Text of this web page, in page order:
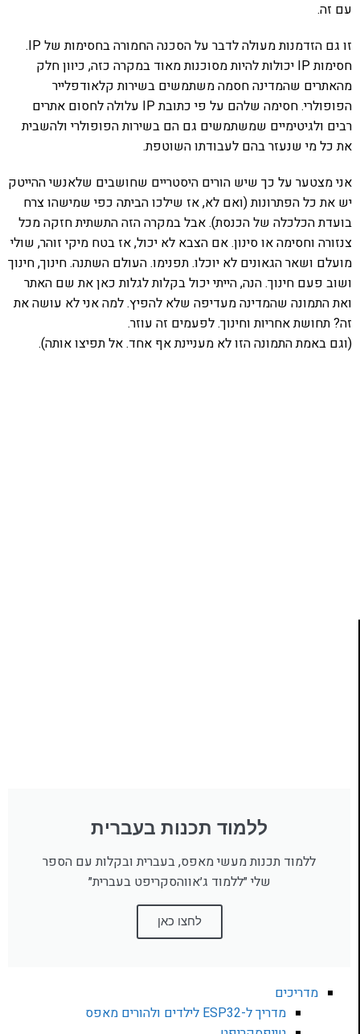
עם זה.
זו גם הזדמנות מעולה לדבר על הסכנה החמורה בחסימות של IP.
חסימות IP יכולות להיות מסוכנות מאוד במקרה כזה, כיוון חלק
מהאתרים שהמדינה חסמה משתמשים בשירות קלאודפלייר
הפופולרי. חסימה שלהם על פי כתובת IP עלולה לחסום אתרים
רבים ולגיטימיים שמשתמשים גם הם בשירות הפופולרי ולהשבית
את כל מי שנעזר בהם לעבודתו השוטפת.
אני מצטער על כך שיש הורים היסטריים שחושבים שלאנשי ההייטק
יש את כל הפתרונות (ואם לא, אז שילכו הביתה כפי שמישהו צרח
בועדת הכלכלה של הכנסת). אבל במקרה הזה התשתית חזקה מכל
צנזורה וחסימה או סינון. אם הצבא לא יכול, אז בטח מיקי זוהר, שולי
מועלם ושאר הגאונים לא יוכלו. תפנימו. העולם השתנה. חינוך, חינוך
ושוב פעם חינוך. הנה, הייתי יכול בקלות לגלות כאן את שם האתר
ואת התמונה שהמדינה מעדיפה שלא להפיץ. למה אני לא עושה את
זה? תחושת אחריות וחינוך. לפעמים זה עוזר.
(וגם באמת התמונה הזו לא מעניינת אף אחד. אל תפיצו אותה).
ללמוד תכנות בעברית
ללמוד תכנות מעשי מאפס, בעברית ובקלות עם הספר
שלי ״ללמוד ג׳אווהסקריפט בעברית״
לחצו כאן
מדריכים
מדריך ל-ESP32 לילדים ולהורים מאפס